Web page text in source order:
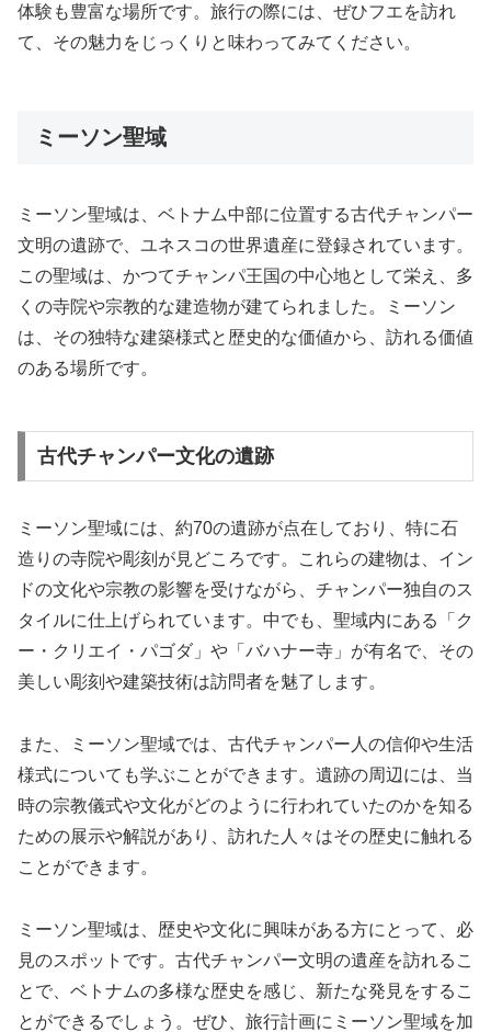
体験も豊富な場所です。旅行の際には、ぜひフエを訪れ
て、その魅力をじっくりと味わってみてください。
ミーソン聖域
ミーソン聖域は、ベトナム中部に位置する古代チャンパー
文明の遺跡で、ユネスコの世界遺産に登録されています。
この聖域は、かつてチャンパ王国の中心地として栄え、多
くの寺院や宗教的な建造物が建てられました。ミーソン
は、その独特な建築様式と歴史的な価値から、訪れる価値
のある場所です。
古代チャンパー文化の遺跡
ミーソン聖域には、約70の遺跡が点在しており、特に石
造りの寺院や彫刻が見どころです。これらの建物は、イン
ドの文化や宗教の影響を受けながら、チャンパー独自のス
タイルに仕上げられています。中でも、聖域内にある「ク
ー・クリエイ・パゴダ」や「バハナー寺」が有名で、その
美しい彫刻や建築技術は訪問者を魅了します。
また、ミーソン聖域では、古代チャンパー人の信仰や生活
様式についても学ぶことができます。遺跡の周辺には、当
時の宗教儀式や文化がどのように行われていたのかを知る
ための展示や解説があり、訪れた人々はその歴史に触れる
ことができます。
ミーソン聖域は、歴史や文化に興味がある方にとって、必
見のスポットです。古代チャンパー文明の遺産を訪れるこ
とで、ベトナムの多様な歴史を感じ、新たな発見をするこ
とができるでしょう。ぜひ、旅行計画にミーソン聖域を加